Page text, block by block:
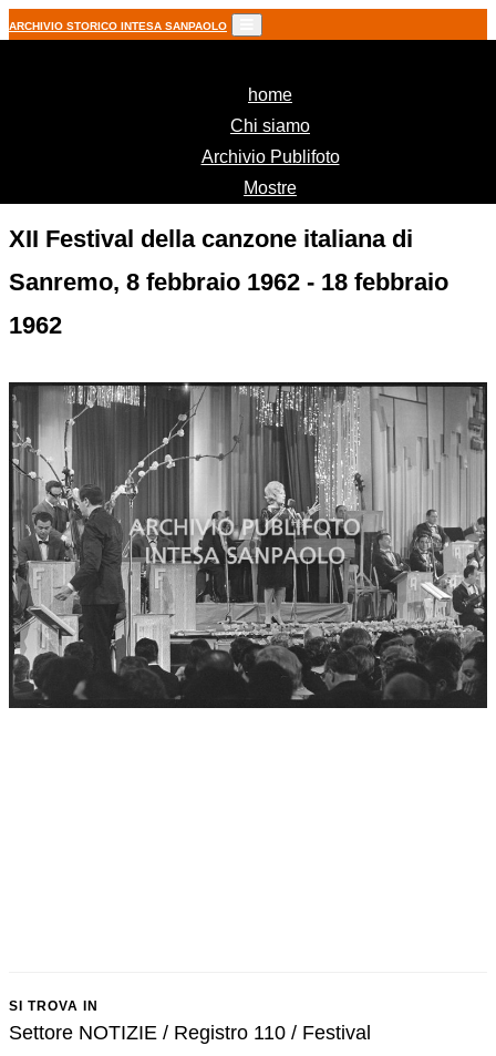
ARCHIVIO STORICO INTESA SANPAOLO
home(current)
Chi siamo
Archivio Publifoto
Mostre
XII Festival della canzone italiana di
Sanremo, 8 febbraio 1962 - 18 febbraio
1962
SI TROVA IN
Settore NOTIZIE / Registro 110 / Festival